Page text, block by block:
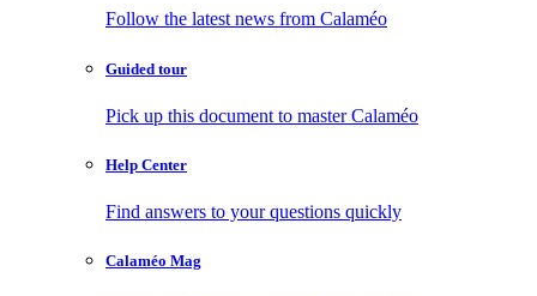
Follow the latest news from Calaméo
Guided tour
Pick up this document to master Calaméo
Help Center
Find answers to your questions quickly
Calaméo Mag